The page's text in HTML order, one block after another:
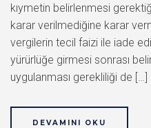
kıymetin belirlenmesi
karar verilmediğine karar
vergilerin tecil faizi ile iade
yürürlüğe girmesi sonrası
uygulanması gerekliliği de […]
DEVAMINI OKU